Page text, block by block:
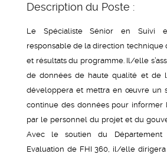
Description du Poste :
Le Spécialiste Sénior en Suivi
responsable de la direction technique
et résultats du programme. Il/elle
de données de haute qualité et de
développera et mettra en œuvre un
continue des données pour informer
par le personnel du projet et du
Avec le soutien du
Evaluation de FHI 360, il/elle